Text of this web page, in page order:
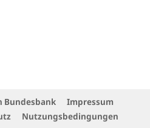
Bundesbank
Impressum
Nutzungsbedingungen